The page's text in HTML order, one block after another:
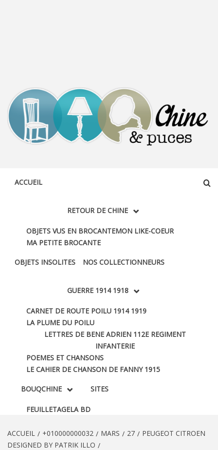
ACCUEIL
RETOUR DE CHINE
OBJETS VUS EN BROCANTEMON LIKE-COEUR
MA PETITE BROCANTE
OBJETS INSOLITES NOS COLLECTIONNEURS
GUERRE 1914 1918
CARNET DE ROUTE POILU 1914 1919
LA PLUME DU POILU
LETTRES DE BENE ADRIEN 112E REGIMENT
INFANTERIE
POEMES ET CHANSONS
LE CAHIER DE CHANSON DE FANNY 1915
BOUQCHINE
FEUILLETAGELA BD
SITES
ACCUEIL +010000000032 MARS 27
PEUGEOT CITROEN
DESIGNED BY PATRIK ILLO